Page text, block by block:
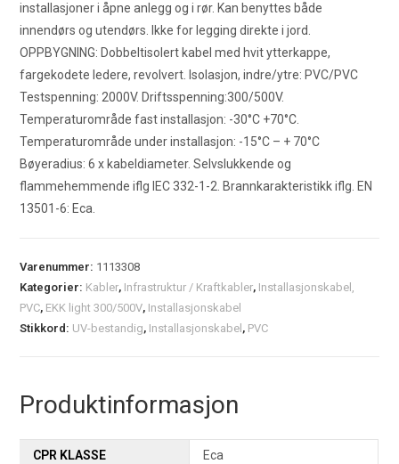
installasjoner i åpne anlegg og i rør. Kan benyttes både
innendørs og utendørs. Ikke for legging direkte i jord.
OPPBYGNING: Dobbeltisolert kabel med hvit ytterkappe,
fargekodete ledere, revolvert. Isolasjon, indre/ytre: PVC/PVC
Testspenning: 2000V. Driftsspenning:300/500V.
Temperaturområde fast installasjon: -30°C +70°C.
Temperaturområde under installasjon: -15°C – + 70°C
Bøyeradius: 6 x kabeldiameter. Selvslukkende og
flammehemmende iflg IEC 332-1-2. Brannkarakteristikk iflg. EN
13501-6: Eca.
Varenummer: 1113308
Kategorier: Kabler, Infrastruktur / Kraftkabler, Installasjonskabel,
PVC, EKK light 300/500V, Installasjonskabel
Stikkord: UV-bestandig, Installasjonskabel , PVC
Produktinformasjon
CPR KLASSE Eca